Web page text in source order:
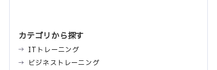
カテゴリから探す
ITトレーニング
ビジネストレーニング